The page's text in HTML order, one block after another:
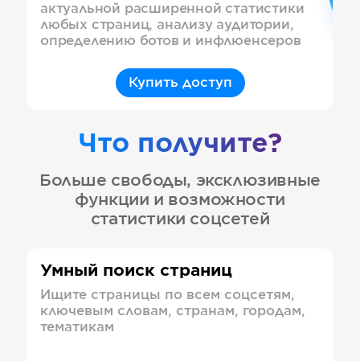
актуальной расширенной статистики
любых страниц, анализу аудитории,
определению ботов и инфлюенсеров
Купить доступ
Что получите?
Больше свободы, эксклюзивные
функции и возможности
статистики соцсетей
Умный поиск страниц
Ищите страницы по всем соцсетям,
ключевым словам, странам, городам,
тематикам